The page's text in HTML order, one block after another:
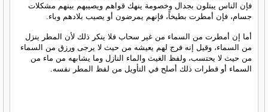
فإن الناس يبتلون بجدال وخصومة ينهك قواهم ويصيبهم بينهم مشكلات
جسام، فإن أمطرت بطيخاً، فإنهم يمرضون أو يصيب بلادهم وباء.
أما إن أمطرت من السماء من غير سحاب فلا ينكر ذلك لأن المطر ينزل
من السماء، وقيل إنه فرج لهم يعيشه من حيث لا يرجى ورزق من السماء
من حيث لا يحتسب، ولفظ الغيث والماء النازل وما يشابهه من ماء من
السماء أو قطرات ذلك أصلح في التأويل من لفظ المطر نفسه.